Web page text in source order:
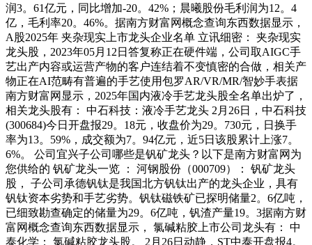
润3。61亿元，同比增加-20。42%；晨曦股份毛利润为12。4
亿，毛利率20。46%。据南方财富网概念查询东西数据显示，
A股2025年 夹杂现实上市龙头企业名单 立讯细密： 夹杂现实
龙头股，2023年05月12日答复称正在硬件端，公司取AIGC手
艺出产内容或运营产物的客户连结着不变慎密的合做，相关产
物正在AI范畴有普遍的手艺使用包罗AR/VR/MR/智妙手表据
南方财富网显示，2025年国内液冷手艺龙头股全名单出炉了，
相关龙头股有： 中石科技：液冷手艺龙头 2月26日，中石科技
(300684)今日开盘报29。18元，收盘价为29。730元，日换手
率为13。59%，成交额为7。94亿元，近5日该股累计上涨7。
6%。 公司宜兴子公司哪些是钒矿龙头？以下是南方财富网为
您供给的 钒矿龙头一览 ： 河钢股份（000709）： 钒矿龙头
股， 子公司承德钒钛是我国北方钒钛出产的龙头企业，具有
钒钛资本劣势和手艺劣势。钒钛磁铁矿已探明储量2。6亿吨，
已细致勘查确定的储量为29。6亿吨，钒渣产量19。3据南方财
富网概念查询东西数据显示， 氯碱粘胶上市公司龙头有： 中
泰化学： 氯碱粘胶龙头股。 2月26日动静，ST中泰开盘报4。